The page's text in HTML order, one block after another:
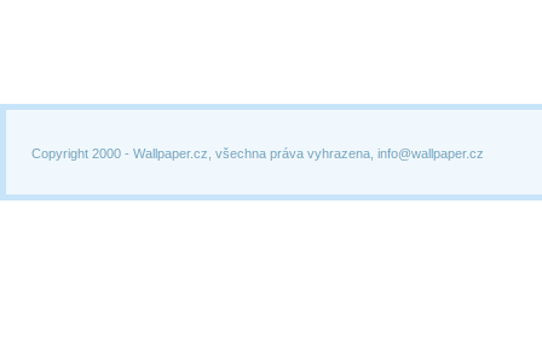
Copyright 2000 - Wallpaper.cz, všechna práva vyhrazena, info@wallpaper.cz